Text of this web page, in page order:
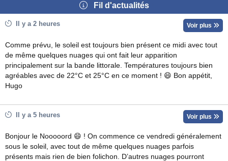
Fil d'actualités
Il y a 2 heures Voir plus
Comme prévu, le soleil est toujours bien présent ce midi avec tout
de même quelques nuages qui ont fait leur apparition
principalement sur la bande littorale. Températures toujours bien
agréables avec de 22°C et 25°C en ce moment ! 😄 Bon appétit,
Hugo
Il y a 5 heures Voir plus
Bonjour le Nooooord 😄 ! On commence ce vendredi généralement
sous le soleil, avec tout de même quelques nuages parfois
présents mais rien de bien folichon. D’autres nuages pourront